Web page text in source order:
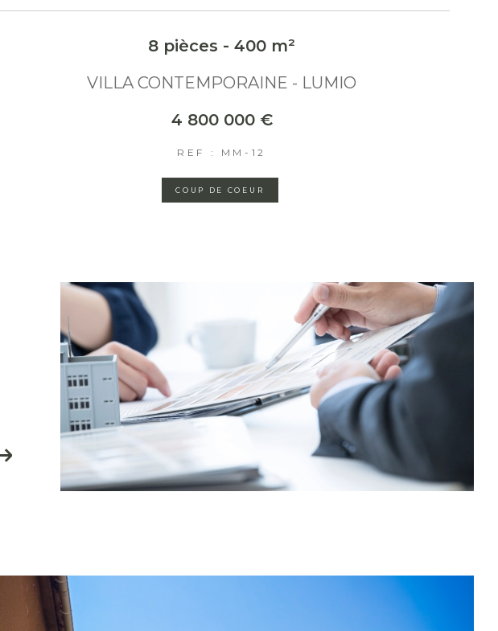
8 pièces - 400 m²
VILLA CONTEMPORAINE - LUMIO
4 800 000 €
REF : MM-12
COUP DE COEUR